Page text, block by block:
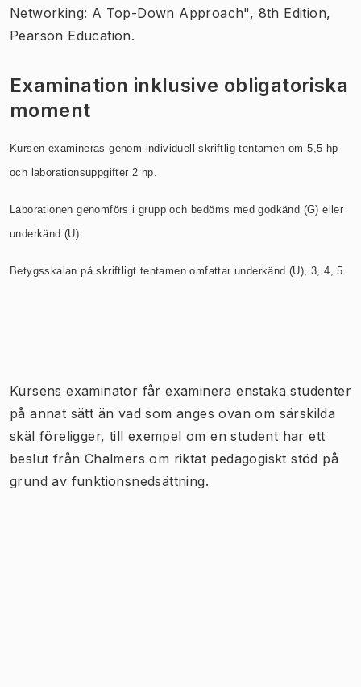
Networking: A Top-Down Approach", 8th Edition,
Pearson Education.
Examination inklusive obligatoriska
moment
Kursen examineras genom individuell skriftlig tentamen om 5,5 hp
och laborationsuppgifter 2 hp.
Laborationen genomförs i grupp och bedöms med godkänd (G) eller
underkänd (U).
Betygsskalan på skriftligt tentamen omfattar underkänd (U), 3, 4, 5.
Kursens examinator får examinera enstaka studenter
på annat sätt än vad som anges ovan om särskilda
skäl föreligger, till exempel om en student har ett
beslut från Chalmers om riktat pedagogiskt stöd på
grund av funktionsnedsättning.